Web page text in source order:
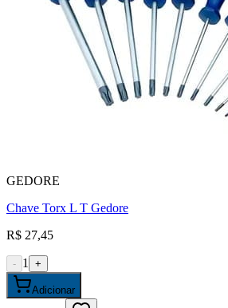
GEDORE
Chave Torx L T Gedore
R$ 27,45
- 1 +
Adicionar